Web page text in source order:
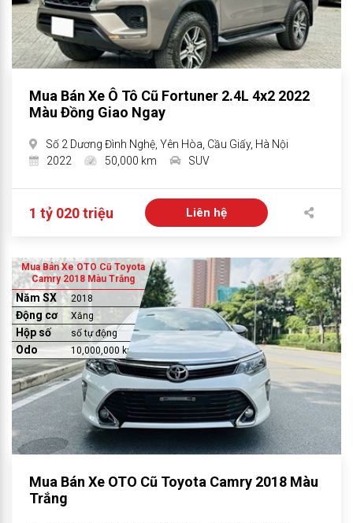
Mua Bán Xe Ô Tô Cũ Fortuner 2.4L 4x2 2022
Màu Đồng Giao Ngay
Số 2 Dương Đình Nghệ, Yên Hòa, Cầu Giấy, Hà Nội
2022
50,000 km SUV
1 tỷ 020 triệu Liên hệ
Mua Bán Xe OTO Cũ Toyota
Camry 2018 Màu Trắng
Năm SX 2018
Động cơ Xăng
Hộp số số tự động
Odo 10,000,000 km
Mua Bán Xe OTO Cũ Toyota Camry 2018 Màu
Trắng